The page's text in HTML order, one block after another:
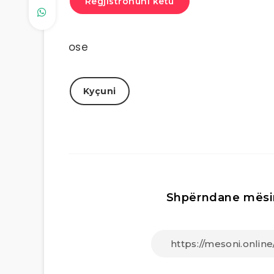
ose
Kyçuni
Shpërndane